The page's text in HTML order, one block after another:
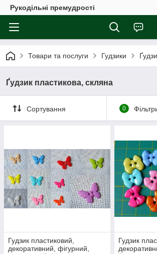
Рукодільні премудрості
Товари та послуги Гудзики
Ґудзик пластикова, скляна
Сортування 0
Гудзик пластиковий,
декоративний, фігурний,
Гудзик